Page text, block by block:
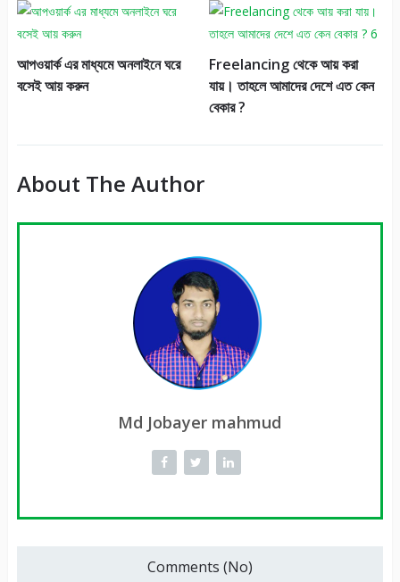
আপওয়ার্ক এর মাধ্যমে অনলাইনে ঘরে
বসেই আয় করুন
Freelancing থেকে আয় করা
যায়। তাহলে আমাদের দেশে এত কেন
বেকার ?
About The Author
Md Jobayer mahmud
Comments (No)